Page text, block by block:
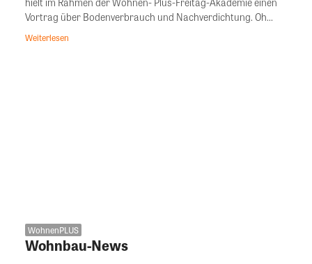
Vortrag über Bodenverbrauch und Nachverdichtung. Oh...
Weiterlesen
WohnenPLUS
Wohnbau-News